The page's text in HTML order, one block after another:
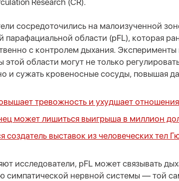
Research (CR).
сосредоточились на малоизученной
парафациальной области (pFL), которая
с контролем дыхания. Эксперименты
этой области могут не только
и сужать кровеносные сосуды, повышая
тревожность и ухудшает
может лишиться выигрыша в миллион
создатель выставок из человеческих тел
исследователи, pFL может связывать
симпатической нервной системы — той